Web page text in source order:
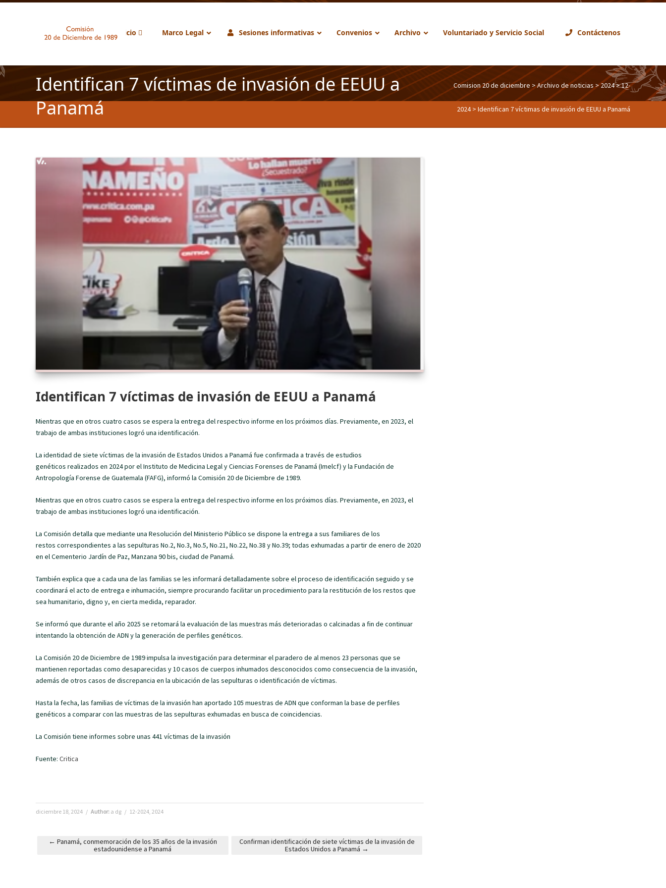
Inicio Marco Legal Sesiones informativas Convenios Archivo Voluntariado y Servicio Social Contáctenos
Identifican 7 víctimas de invasión de EEUU a
Panamá
Comision 20 de diciembre >Archivo de noticias>2024>12-
2024> Identifican 7 víctimas de invasión de EEUU a Panamá
Identifican 7 víctimas de invasión de EEUU a Panamá
Mientras que en otros cuatro casos se espera la entrega del respectivo informe en los próximos días. Previamente, en 2023, el
trabajo de ambas instituciones logró una identificación.
La identidad de siete víctimas de la invasión de Estados Unidos a Panamá fue confirmada a través de estudios
genéticos realizados en 2024 por el Instituto de Medicina Legal y Ciencias Forenses de Panamá (Imelcf) y la Fundación de
Antropología Forense de Guatemala (FAFG), informó la Comisión 20 de Diciembre de 1989.
Mientras que en otros cuatro casos se espera la entrega del respectivo informe en los próximos días. Previamente, en 2023, el
trabajo de ambas instituciones logró una identificación.
La Comisión detalla que mediante una Resolución del Ministerio Público se dispone la entrega a sus familiares de los
restos correspondientes a las sepulturas No.2, No.3, No.5, No.21, No.22, No.38 y No.39; todas exhumadas a partir de enero de 2020
en el Cementerio Jardín de Paz, Manzana 90 bis, ciudad de Panamá.
También explica que a cada una de las familias se les informará detalladamente sobre el proceso de identificación seguido y se
coordinará el acto de entrega e inhumación, siempre procurando facilitar un procedimiento para la restitución de los restos que
sea humanitario, digno y, en cierta medida, reparador.
Se informó que durante el año 2025 se retomará la evaluación de las muestras más deterioradas o calcinadas a fin de continuar
intentando la obtención de ADN y la generación de perfiles genéticos.
La Comisión 20 de Diciembre de 1989 impulsa la investigación para determinar el paradero de al menos 23 personas que se
mantienen reportadas como desaparecidas y 10 casos de cuerpos inhumados desconocidos como consecuencia de la invasión,
además de otros casos de discrepancia en la ubicación de las sepulturas o identificación de víctimas.
Hasta la fecha, las familias de víctimas de la invasión han aportado 105 muestras de ADN que conforman la base de perfiles
genéticos a comparar con las muestras de las sepulturas exhumadas en busca de coincidencias.
La Comisión tiene informes sobre unas 441 víctimas de la invasión
Fuente: Critica
diciembre 18, 2024 / Author: a dg / 12-2024, 2024
Post navigation
← Panamá, conmemoración de los 35 años de la invasión
estadounidense a Panamá
Confirman identificación de siete víctimas de la invasión de
Estados Unidos a Panamá →